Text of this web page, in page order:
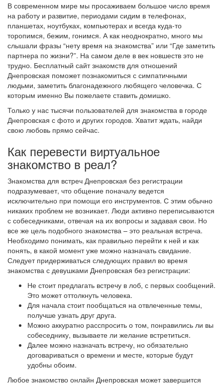
В современном мире мы просаживаем большое число время
на работу и развитие, периодами сидим в телефонах,
планшетах, ноутбуках, компьютерах и всегда куда-то
торопимся, бежим, гонимся. А как неоднократно, много мы
слышали фразы “нету время на знакомства” или “Где заметить
партнера по жизни?”. На самом деле в век новшеств это не
трудно. Бесплатный сайт знакомств для отношений
Днепровская поможет познакомиться с симпатичными
людьми, заметить благонадежного любящего человечка. С
которым именно Вы пожелаете ставить домишко.
Только у нас тысячи пользователей для знакомства в городе
Днепровская с фото и других городов. Хватит ждать, найди
свою любовь прямо сейчас.
Как перевести виртуальное
знакомство в реал?
Знакомства для встреч Днепровская без регистрации
подразумевает, что общение поначалу ведется
исключительно при помощи его инструментов. С этим обычно
никаких проблем не возникает. Люди активно переписываются
с собеседниками, отвечая на их вопросы и задавая свои. Но
все же цель подобного знакомства – это реальная встреча.
Необходимо понимать, как правильно перейти к ней и как
понять, в какой момент уже можно назначать свидание.
Следует придерживаться следующих правил во время
знакомства с девушками Днепровская без регистрации:
Не стоит предлагать встречу в лоб, с первых сообщений.
Это может оттолкнуть человека.
Для начала стоит пообщаться на отвлеченные темы,
получше узнать друг друга.
Можно аккуратно расспросить о том, понравились ли вы
собеседнику, вызываете ли желание встретиться.
Далее можно назначать встречу, но обязательно
договариваться о времени и месте, которые будут
удобны обоим.
Любое знакомство онлайн Днепровская может завершится